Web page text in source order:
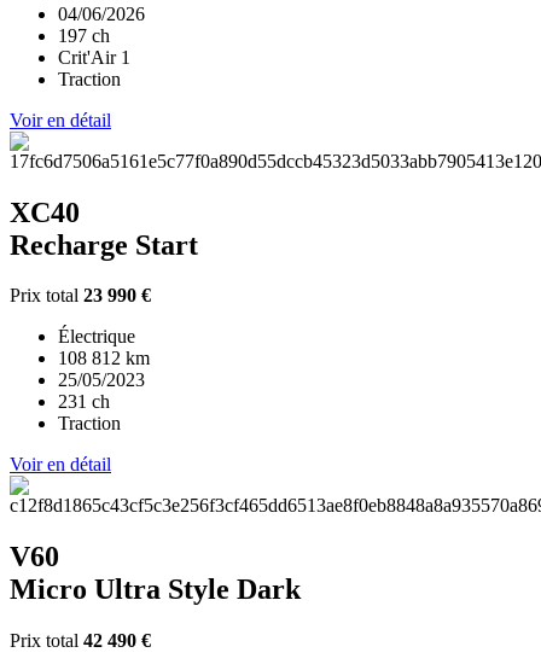
04/06/2026
197 ch
Crit'Air 1
Traction
Voir en détail
XC40
Recharge Start
Prix total 23 990 €
Électrique
108 812 km
25/05/2023
231 ch
Traction
Voir en détail
V60
Micro Ultra Style Dark
Prix total 42 490 €